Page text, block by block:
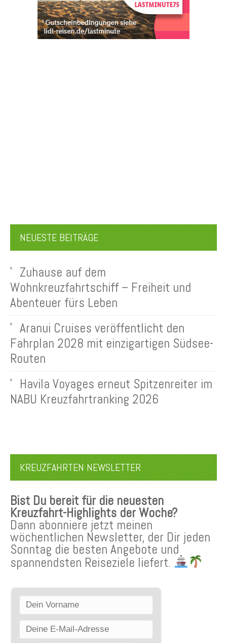
NEUESTE BEITRÄGE
Zuhause auf dem
Wohnkreuzfahrtschiff – Freiheit und
Abenteuer fürs Leben
Aranui Cruises veröffentlicht den
Fahrplan 2028 mit einzigartigen Südsee-
Routen
Havila Voyages erneut Spitzenreiter im
NABU Kreuzfahrtranking 2026
KREUZFAHRTEN NEWSLETTER
Bist Du bereit für die neuesten
Kreuzfahrt-Highlights der Woche?
Dann abonniere jetzt meinen
wöchentlichen Newsletter, der Dir jeden
Sonntag die besten Angebote und
spannendsten Reiseziele liefert.